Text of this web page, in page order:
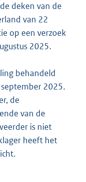
deken van de
van 22
op een verzoek
2025.
behandeld
2025.
de
van de
is niet
heeft het